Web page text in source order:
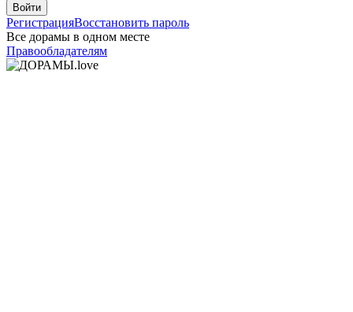
Войти
РегистрацияВосстановить пароль
Все дорамы в одном месте
Правообладателям